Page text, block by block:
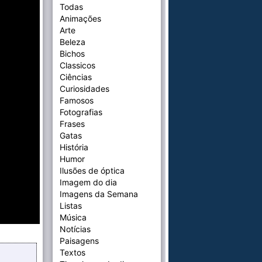
Todas
Animações
Arte
Beleza
Bichos
Classicos
Ciências
Curiosidades
Famosos
Fotografias
Frases
Gatas
História
Humor
Ilusões de óptica
Imagem do dia
Imagens da Semana
Listas
Música
Notícias
Paisagens
Textos